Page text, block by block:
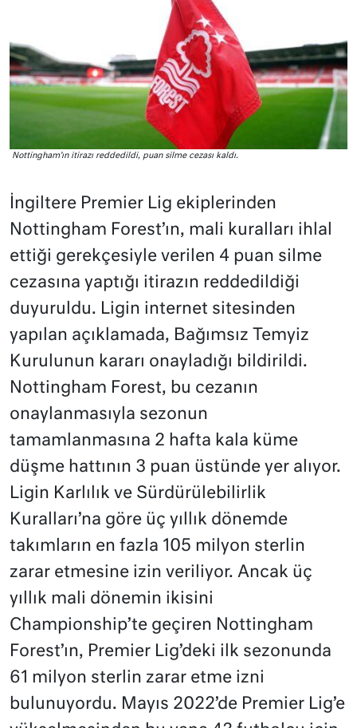
Nottingham’ın itirazı reddedildi, puan silme cezası kaldı.
İngiltere Premier Lig ekiplerinden
Nottingham Forest’ın, mali kuralları ihlal
ettiği gerekçesiyle verilen 4 puan silme
cezasına yaptığı itirazın reddedildiği
duyuruldu. Ligin internet sitesinden
yapılan açıklamada, Bağımsız Temyiz
Kurulunun kararı onayladığı bildirildi.
Nottingham Forest, bu cezanın
onaylanmasıyla sezonun
tamamlanmasına 2 hafta kala küme
düşme hattının 3 puan üstünde yer alıyor.
Ligin Karlılık ve Sürdürülebilirlik
Kuralları’na göre üç yıllık dönemde
takımların en fazla 105 milyon sterlin
zarar etmesine izin veriliyor. Ancak üç
yıllık mali dönemin ikisini
Championship’te geçiren Nottingham
Forest’ın, Premier Lig’deki ilk sezonunda
61 milyon sterlin zarar etme izni
bulunuyordu. Mayıs 2022’de Premier Lig’e